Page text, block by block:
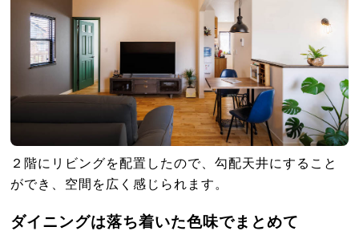
２階にリビングを配置したので、勾配天井にすること
ができ、空間を広く感じられます。
ダイニングは落ち着いた色味でまとめて